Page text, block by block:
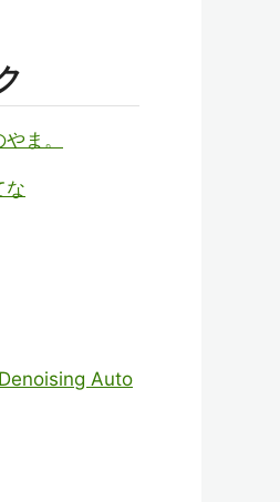
ま。
な
Auto